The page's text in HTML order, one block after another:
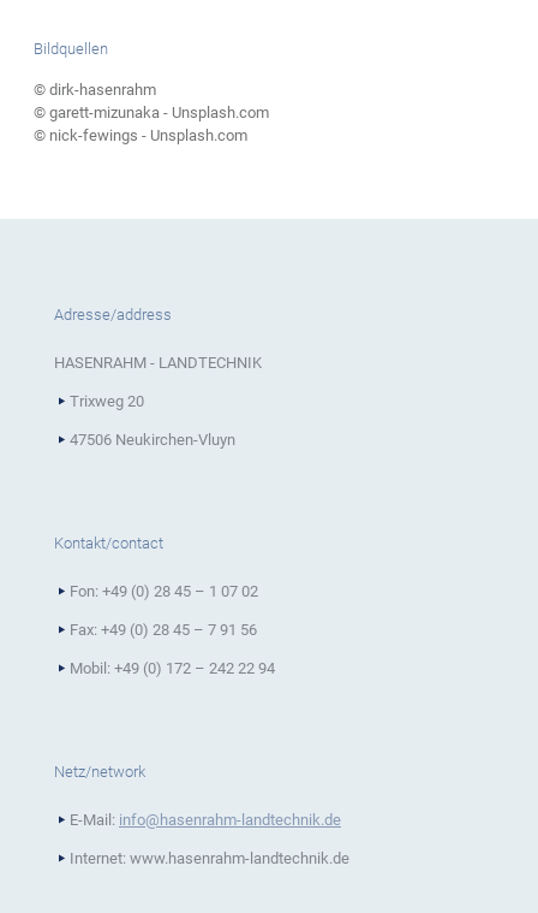
Bildquellen
© dirk-hasenrahm
© garett-mizunaka - Unsplash.com
© nick-fewings - Unsplash.com
Adresse/address
HASENRAHM - LANDTECHNIK
Trixweg 20
47506 Neukirchen-Vluyn
Kontakt/contact
Fon: +49 (0) 28 45 – 1 07 02
Fax: +49 (0) 28 45 – 7 91 56
Mobil: +49 (0) 172 – 242 22 94
Netz/network
E-Mail: info@hasenrahm-landtechnik.de
Internet: www.hasenrahm-landtechnik.de